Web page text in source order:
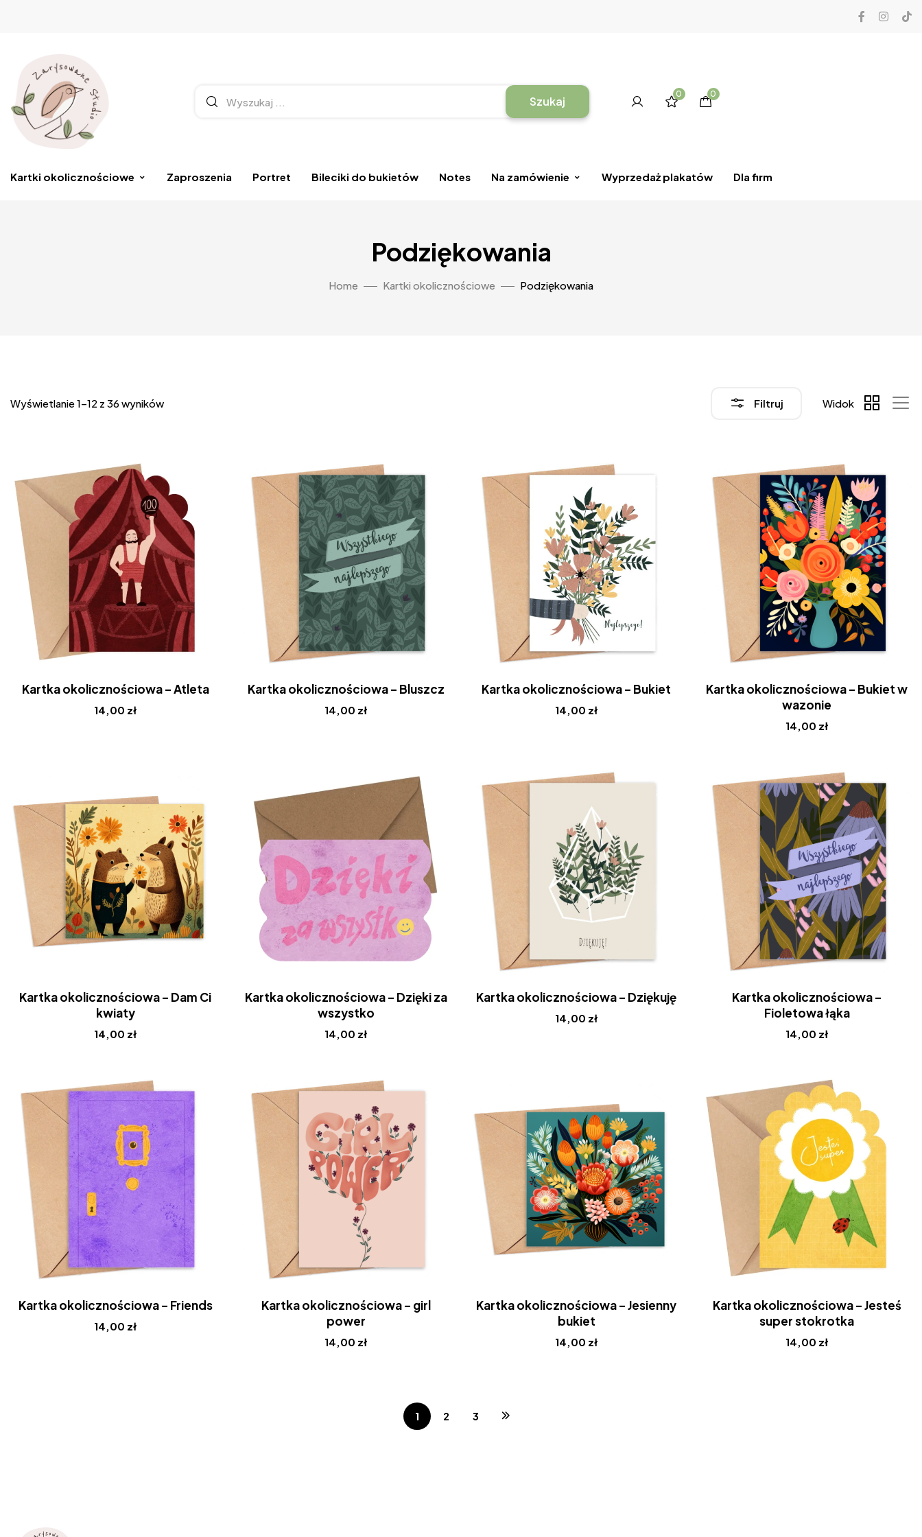
Szukaj
0 0
Kartki okolicznościowe Zaproszenia Portret Bileciki do bukietów Notes Na zamówienie Wyprzedaż plakatów Dla firm
Podziękowania
Home Kartki okolicznościowe Podziękowania
Filtruj
Wyświetlanie 1–12 z 36 wyników Widok
Kartka okolicznościowa – Atleta
14,00 zł
Kartka okolicznościowa – Bluszcz
14,00 zł
Kartka okolicznościowa – Bukiet
14,00 zł
Kartka okolicznościowa – Bukiet w
wazonie
14,00 zł
Kartka okolicznościowa – Dam Ci
kwiaty
14,00 zł
Kartka okolicznościowa – Dzięki za
wszystko
14,00 zł
Kartka okolicznościowa – Dziękuję
14,00 zł
Kartka okolicznościowa –
Fioletowa łąka
14,00 zł
Kartka okolicznościowa – Friends
14,00 zł
Kartka okolicznościowa – girl
power
14,00 zł
Kartka okolicznościowa – Jesienny
bukiet
14,00 zł
Kartka okolicznościowa – Jesteś
super stokrotka
14,00 zł
1 2 3